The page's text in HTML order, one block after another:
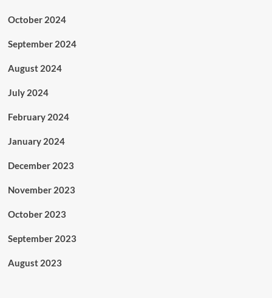
October 2024
September 2024
August 2024
July 2024
February 2024
January 2024
December 2023
November 2023
October 2023
September 2023
August 2023